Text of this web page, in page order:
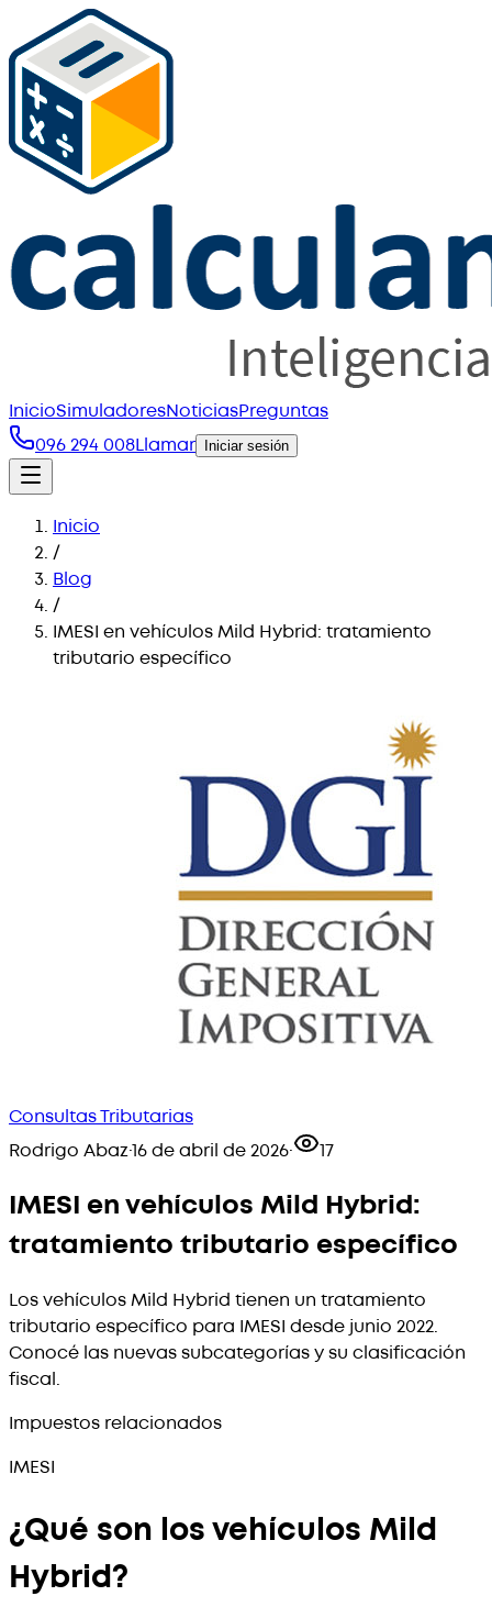
InicioSimuladoresNoticiasPreguntas
096 294 008Llamar Iniciar sesión
Inicio
/
Blog
/
IMESI en vehículos Mild Hybrid: tratamiento
tributario específico
Consultas Tributarias
Rodrigo Abaz·16 de abril de 2026· 17
IMESI en vehículos Mild Hybrid:
tratamiento tributario específico
Los vehículos Mild Hybrid tienen un tratamiento
tributario específico para IMESI desde junio 2022.
Conocé las nuevas subcategorías y su clasificación
fiscal.
Impuestos relacionados
IMESI
¿Qué son los vehículos Mild
Hybrid?